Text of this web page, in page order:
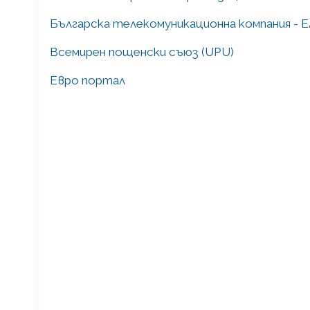
Българска телекомуникационна компания -
Всемирен пощенски съюз (UPU)
Евро портал